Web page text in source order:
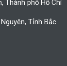
Thành phố Hồ Chí
Tỉnh Bắc